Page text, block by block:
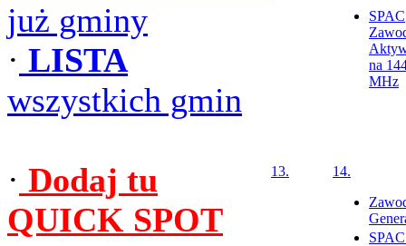
już gminy
· LISTA
wszystkich gmin
· Dodaj tu
QUICK SPOT
SPAC
na
MHz
13.
14.
SPAC